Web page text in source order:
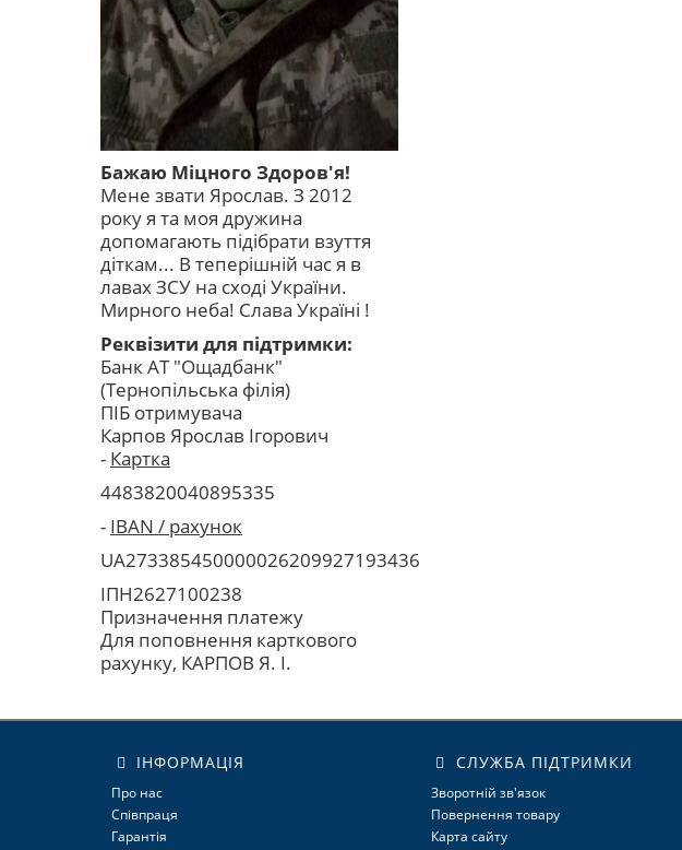
Бажаю Міцного Здоров'я!
Мене звати Ярослав. З 2012
року я та моя дружина
допомагають підібрати взуття
діткам... В теперішній час я в
лавах ЗСУ на сході України.
Мирного неба! Слава Україні !
Реквізити для підтримки:
Банк АТ "Ощадбанк"
(Тернопільська філія)
ПІБ отримувача
Карпов Ярослав Ігорович
- Картка
4483820040895335
- IBAN / рахунок
UA273385450000026209927193436
ІПН2627100238
Призначення платежу
Для поповнення карткового
рахунку, КАРПОВ Я. І.
ІНФОРМАЦІЯ
Про нас
Співпраця
Гарантія
СЛУЖБА ПІДТРИМКИ
Зворотній зв'язок
Повернення товару
Карта сайту